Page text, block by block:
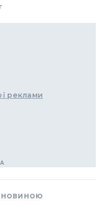
реклами
НОВИНОЮ